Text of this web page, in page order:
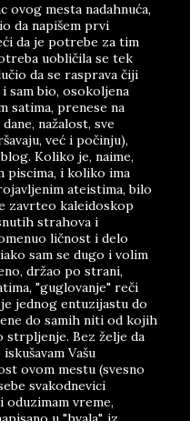
ovog mesta nadahnuća,
da napišem prvi
da je potrebe za tim
uobličila se tek
da se rasprava čiji
sam bio, osokoljena
satima, prenese na
nažalost, sve
već i počinju),
Koliko je, naime,
piscima, i koliko ima
ateistima, bilo
zavrteo kaleidoskop
strahova i
ličnost i delo
sam se dugo i volim
držao po strani,
"guglovanje" reči
jednog entuzijastu do
do samih niti od kojih
strpljenje. Bez želje da
Vašu
ovom mestu (svesno
svakodnevici
vreme,